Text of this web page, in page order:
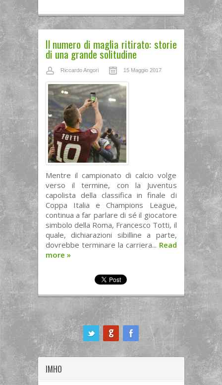
Il numero di maglia ritirato: storie
di una grande solitudine
Riccardo Angori 15 Maggio 2017
Mentre il campionato di calcio volge
verso il termine, con la Juventus
capolista della classifica in finale di
Coppa Italia e Champions League,
continua a far parlare di sé il giocatore
simbolo della Roma, Francesco Totti, il
quale, dichiarazioni sibilline a parte,
dovrebbe terminare la carriera... Read
more »
IMHO